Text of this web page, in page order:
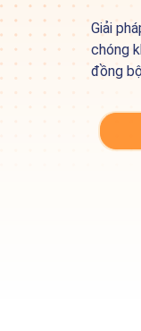
Giải
chóng
đồng